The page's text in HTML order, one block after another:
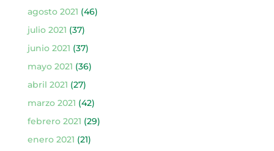
agosto 2021 (46)
julio 2021 (37)
junio 2021 (37)
mayo 2021 (36)
abril 2021 (27)
marzo 2021 (42)
febrero 2021 (29)
enero 2021 (21)